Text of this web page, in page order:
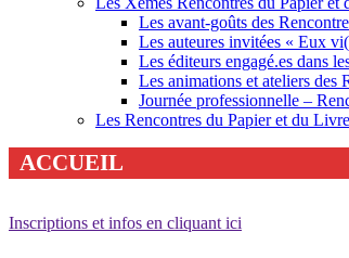
Les avant-goûts des
Les auteures invitées « Eux
Les éditeurs engagé.es dans
Les animations et ateliers des
Journée professionnelle –
Les Rencontres du Papier et du Livre
ACCUEIL
Inscriptions et infos en cliquant ici